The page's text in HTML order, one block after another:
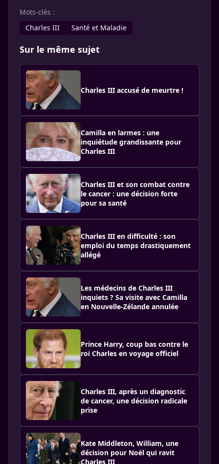
Mots-clés :
Charles III
Santé et Maladie
Sur le même sujet
Charles III accusé de meurtre !
Camilla en larmes : une
inquiétude grandissante pour
Charles III
Charles III et son combat contre
le cancer : une décision forte
pour sa santé
Charles III en difficulté : son
emploi du temps drastiquement
allégé
Les médecins de Charles III
inquiets ? Sa visite avec Camilla
en Nouvelle-Zélande annulée
Prince Harry, coup bas contre le
roi Charles en voyage officiel
Charles III, après un diagnostic
de cancer, une décision radicale
prise
Kate Middleton, William, une
décision pour Noël qui ravit
Charles III